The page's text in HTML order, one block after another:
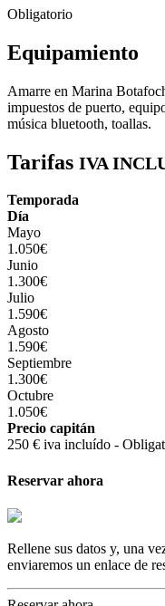
Obligatorio
Equipamiento
Amarre en Marina
impuestos de puerto,
música bluetooth, toallas.
Tarifas IVA
Temporada
Día
Mayo
1.050€
Junio
1.300€
Julio
1.590€
Agosto
1.590€
Septiembre
1.300€
Octubre
1.050€
Precio capitán
250 € iva incluído -
Reservar ahora
Rellene sus datos y, una
enviaremos un enlace de